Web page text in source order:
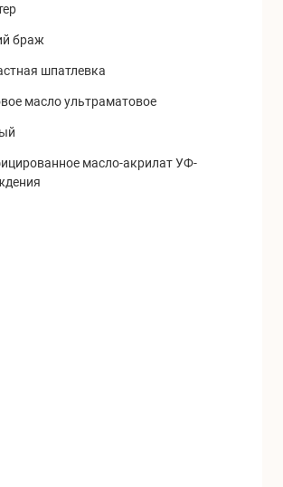
браж
шпатлевка
масло ультраматовое
масло-акрилат УФ-